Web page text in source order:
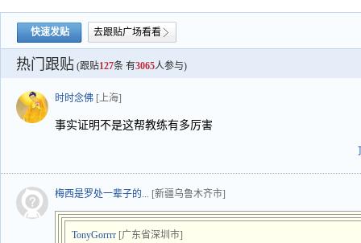
快速发贴 去跟贴广场看看
热门跟贴 (跟贴127条 有3065人参与)
时时念佛 [上海]
事实证明不是这帮教练有多厉害
梅西是罗处一辈子的... [新疆乌鲁木齐市]
TonyGorrrr [广东省深圳市]